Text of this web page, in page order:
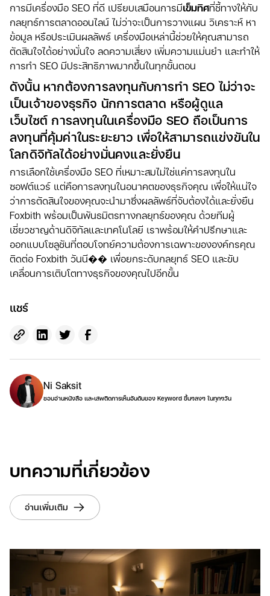
การมีเครื่องมือ SEO ที่ดี เปรียบเสมือนการมีเข็มทิศที่ชี้ทางให้กับ
กลยุทธ์การตลาดออนไลน์ ไม่ว่าจะเป็นการวางแผน วิเคราะห์ หา
ข้อมูล หรือประเมินผลลัพธ์ เครื่องมือเหล่านี้ช่วยให้คุณสามารถ
ตัดสินใจได้อย่างมั่นใจ ลดความเสี่ยง เพิ่มความแม่นยำ และทำให้
การทำ SEO มีประสิทธิภาพมากขึ้นในทุกขั้นตอน
ดังนั้น หากต้องการลงทุนกับการทำ SEO ไม่ว่าจะ
เป็นเจ้าของธุรกิจ นักการตลาด หรือผู้ดูแล
เว็บไซต์ การลงทุนในเครื่องมือ SEO ถือเป็นการ
ลงทุนที่คุ้มค่าในระยะยาว เพื่อให้สามารถแข่งขันใน
โลกดิจิทัลได้อย่างมั่นคงและยั่งยืน
การเลือกใช้เครื่องมือ SEO ที่เหมาะสมไม่ใช่แค่การลงทุนใน
ซอฟต์แวร์ แต่คือการลงทุนในอนาคตของธุรกิจคุณ เพื่อให้แน่ใจ
ว่าการตัดสินใจของคุณจะนำมาซึ่งผลลัพธ์ที่จับต้องได้และยั่งยืน
Foxbith พร้อมเป็นพันธมิตรทางกลยุทธ์ของคุณ ด้วยทีมผู้
เชี่ยวชาญด้านดิจิทัลและเทคโนโลยี เราพร้อมให้คำปรึกษาและ
ออกแบบโซลูชันที่ตอบโจทย์ความต้องการเฉพาะขององค์กรคุณ
ติดต่อ Foxbith วันนี�� เพื่อยกระดับกลยุทธ์ SEO และขับ
เคลื่อนการเติบโตทางธุรกิจของคุณไปอีกขั้น
แชร์
Ni Saksit
ชอบอ่านหนังสือ และเสพติดการเห็นอันดับของ Keyword ขึ้นๆลงๆ ในทุกๆวัน
บทความที่เกี่ยวข้อง
อ่านเพิ่มเติม